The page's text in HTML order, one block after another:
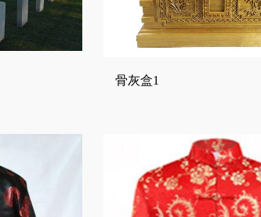
骨灰盒1